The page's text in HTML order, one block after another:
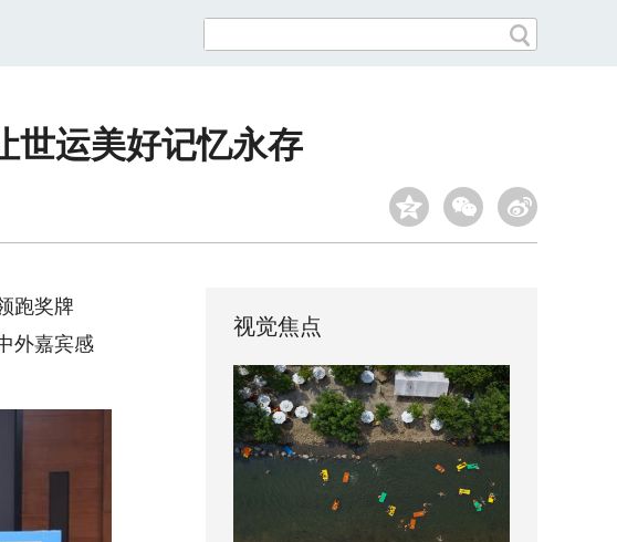
世运美好记忆永存
跑奖牌
外嘉宾感
视觉焦点